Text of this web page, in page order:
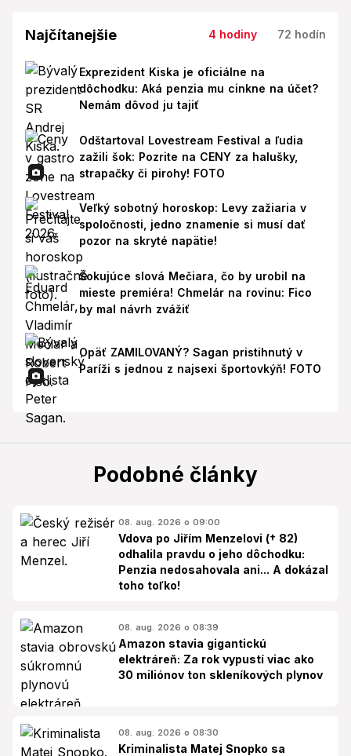
Najčítanejšie 4 hodiny 72 hodín
Exprezident Kiska je oficiálne na
dôchodku: Aká penzia mu cinkne na účet?
Nemám dôvod ju tajiť
Odštartoval Lovestream Festival a ľudia
zažili šok: Pozrite na CENY za halušky,
strapačky či pirohy! FOTO
Veľký sobotný horoskop: Levy zažiaria v
spoločnosti, jedno znamenie si musí dať
pozor na skryté napätie!
Šokujúce slová Mečiara, čo by urobil na
mieste premiéra! Chmelár na rovinu: Fico
by mal návrh zvážiť
Opäť ZAMILOVANÝ? Sagan pristihnutý v
Paríži s jednou z najsexi športovkýň! FOTO
Podobné články
08. aug. 2026 o 09:00
Vdova po Jiřím Menzelovi († 82)
odhalila pravdu o jeho dôchodku:
Penzia nedosahovala ani... A dokázal
toho toľko!
08. aug. 2026 o 08:39
Amazon stavia gigantickú
elektráreň: Za rok vypustí viac ako
30 miliónov ton skleníkových plynov
08. aug. 2026 o 08:30
Kriminalista Matej Snopko sa